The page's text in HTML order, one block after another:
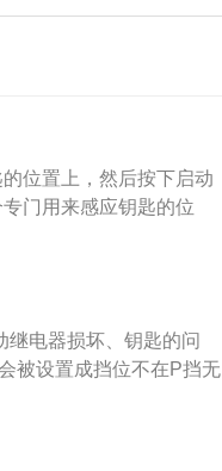
位置上，然后按下启动
门用来感应钥匙的位
以这样启动。奔驰是一
，还有G型车（SUV越
的机械化和合体。
电器损坏、钥匙的问
被设置成挡位不在P挡无
或R挡时启动，汽车前
里面全是保险和继电